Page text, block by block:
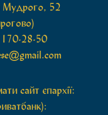
Мудрого, 52
28-50
сайт єпархії: